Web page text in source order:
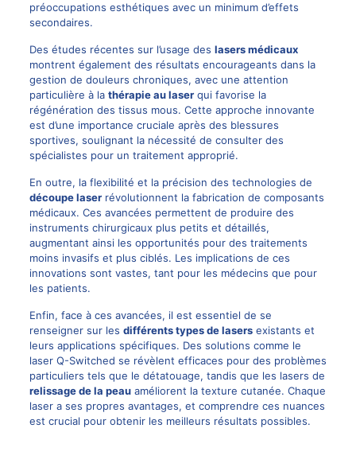
préoccupations esthétiques avec un minimum d’effets
secondaires.
Des études récentes sur l’usage des lasers médicaux
montrent également des résultats encourageants dans la
gestion de douleurs chroniques, avec une attention
particulière à la thérapie au laserqui favorise la
régénération des tissus mous. Cette approche innovante
est d’une importance cruciale après des blessures
sportives, soulignant la nécessité de consulter des
spécialistes pour un traitement approprié.
En outre, la flexibilité et la précision des technologies de
découpe laserrévolutionnent la fabrication de composants
médicaux. Ces avancées permettent de produire des
instruments chirurgicaux plus petits et détaillés,
augmentant ainsi les opportunités pour des traitements
moins invasifs et plus ciblés. Les implications de ces
innovations sont vastes, tant pour les médecins que pour
les patients.
Enfin, face à ces avancées, il est essentiel de se
renseigner sur les différents types de lasersexistants et
leurs applications spécifiques. Des solutions comme le
laser Q-Switched se révèlent efficaces pour des problèmes
particuliers tels que le détatouage, tandis que les lasers de
relissage de la peauaméliorent la texture cutanée. Chaque
laser a ses propres avantages, et comprendre ces nuances
est crucial pour obtenir les meilleurs résultats possibles.